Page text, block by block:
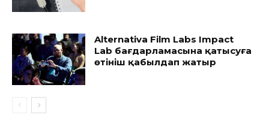
Alternativa Film Labs Impact
Lab бағдарламасына қатысуға
өтініш қабылдап жатыр